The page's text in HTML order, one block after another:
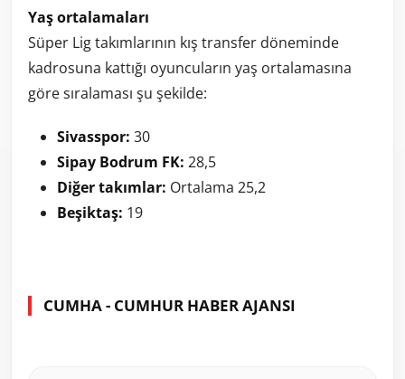
Yaş ortalamaları
Süper Lig takımlarının kış transfer döneminde
kadrosuna kattığı oyuncuların yaş ortalamasına
göre sıralaması şu şekilde:
Sivasspor: 30
Sipay Bodrum FK: 28,5
Diğer takımlar: Ortalama 25,2
Beşiktaş: 19
CUMHA - CUMHUR HABER AJANSI